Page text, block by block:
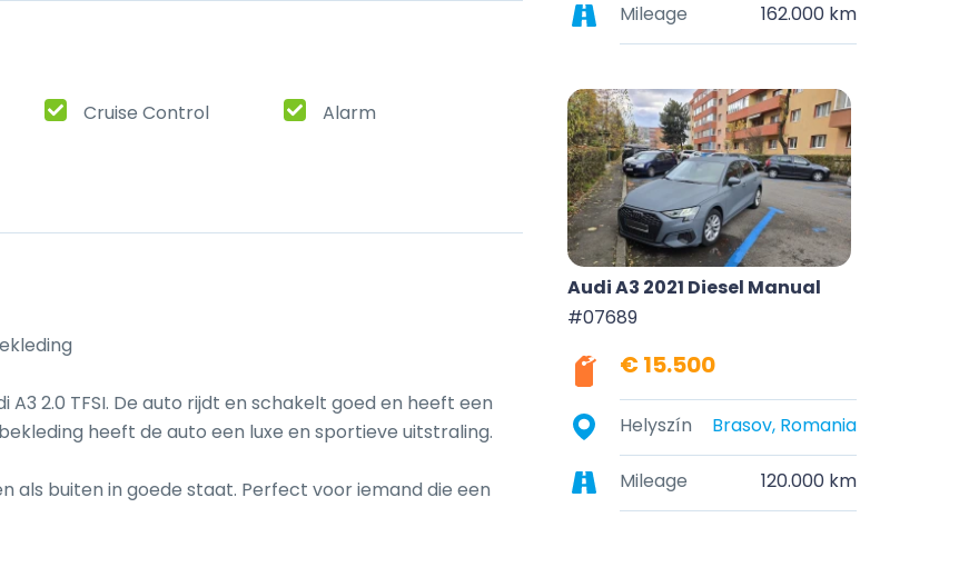
Cruise Control
Alarm
2.0 TFSI. De auto rijdt en schakelt goed en heeft een
heeft de auto een luxe en sportieve uitstraling.
als buiten in goede staat. Perfect voor iemand die een
Mileage 162.000 km
Audi A3 2021 Diesel Manual
#07689
€ 15.500
Helyszín Brasov, Romania
Mileage 120.000 km